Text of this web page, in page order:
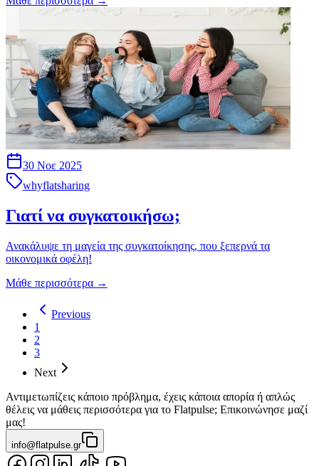
30 Νοε 2025
whyflatsharing
Γιατί να συγκατοικήσω;
Ανακάλυψε τη μαγεία της συγκατοίκησης, που ξεπερνά τα
οικονομικά οφέλη!
Μάθε περισσότερα →
Previous
1
2
3
Next
Αντιμετωπίζεις κάποιο πρόβλημα, έχεις κάποια απορία ή απλώς
θέλεις να μάθεις περισσότερα για το Flatpulse; Επικοινώνησε μαζί
μας!
info@flatpulse.gr